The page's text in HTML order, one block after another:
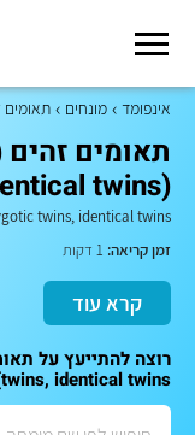
אינפומד מונחים תאומים
תאומים זהים
(monozygotic twins, identical twins)
twins, identical twins
זמן קריאה:
קרא עוד
twins, identical twins)? לתאום ייעוץ אישי עם המומחים שלנו: